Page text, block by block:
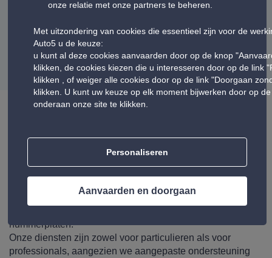
Weergave van meningen:
volgende 1 2 3 4 5 vorige
Uw autowinkel Auto5 Flemalle Grande
Het hele team heet u welkom in uw Auto5-garage voor
gamma aan met op maat gemaakte prestaties:
nummerplaten.
Onze diensten zijn zowel voor particulieren als voor
professionals, aangezien we aangepaste ondersteuning
onze relatie met onze partners te beheren.
Met uitzondering van cookies die essentieel zijn voor de
Auto5 u de keuze:
u kunt al deze cookies aanvaarden door op de knop
klikken, de cookies kiezen die u interesseren door op de link
klikken , of weiger alle cookies door op de link "Doorgaan
klikken. U kunt uw keuze op elk moment bijwerken door op
onderaan onze site te klikken.
Personaliseren
Aanvaarden en doorgaan